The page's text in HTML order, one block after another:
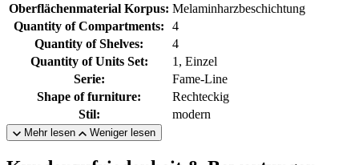
Oberflächenmaterial Korpus: Melaminharzbeschichtung
Quantity of Compartments:
4
Quantity of Shelves:
4
Quantity of Units Set:
1, Einzel
Serie:
Fame-Line
Shape of furniture:
Rechteckig
Stil:
modern
Mehr lesen Weniger lesen